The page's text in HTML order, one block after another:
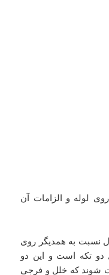
لوله و الزامات آن
نسبت به همدیگر روی
دو تکه است و این دو
شوند که خلل و فرجی